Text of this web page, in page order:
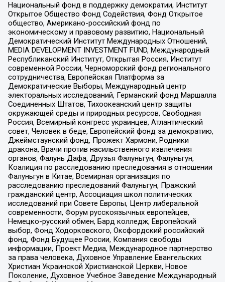
Национальный фонд в поддержку демократии, Институт
Открытое Общество Фонд Содействия, Фонд Открытое
общество, Американо-российский фонд по
экономическому и правовому развитию, Национальный
Демократический Институт Международных Отношений,
MEDIA DEVELOPMENT INVESTMENT FUND, Международный
Республиканский Институт, Открытая Россия, Институт
современной России, Черноморский фонд регионального
сотрудничества, Европейская Платформа за
Демократические Выборы, Международный центр
электоральных исследований, Германский фонд Маршалла
Соединенных Штатов, Тихоокеанский центр защиты
окружающей среды и природных ресурсов, Свободная
Россия, Всемирный конгресс украинцев, Атлантический
совет, Человек в беде, Европейский фонд за демократию,
Джеймстаунский фонд, Прожект Хармони, Родники
дракона, Врачи против насильственного извлечения
органов, Фалунь Дафа, Друзья Фалуньгун, Фалуньгун,
Коалиция по расследованию преследования в отношении
Фалуньгун в Китае, Всемирная организация по
расследованию преследований Фалуньгун, Пражский
гражданский центр, Ассоциация школ политических
исследований при Совете Европы, Центр либеральной
современности, Форум русскоязычных европейцев,
Немецко-русский обмен, Бард колледж, Европейский
выбор, Фонд Ходорковского, Оксфордский российский
фонд, Фонд Будущее России, Компания свободы
информации, Проект Медиа, Международное партнерство
за права человека, Духовное Управление Евангельских
Христиан Украинской Христианской Церкви, Новое
Поколение, Духовное Учебное Заведение Международный